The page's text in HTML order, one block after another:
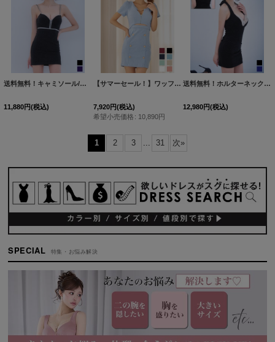
送料無料！キャミソール/ビジュー/ラメ/ジップ/ストレッチ/タイト/谷間見せ/ミニドレス/キャバドレス【XS-Mサイズ/2カラー】[OF03]【YN】dzjsCAS
11,880円(税込)
【サマーセール！】ワッフル/チェーン/ジップアップ/ボタン/谷間見せ/背中隠し/ミニドレス/キャバドレス【XS-XLサイズ/8カラー】[OF03-X] 【YN】dzw
7,920円(税込)
希望小売価格 : 10,890円
送料無料！ホルターネック/バックリボン/ビジュー/ラメ生地/ノースリーブ/ストレッチタイト/ミニドレス/キャバドレス【S-Mサイズ/2カラー】[OF03]【YN】dzwvCAS
12,980円(税込)
1 2 3 ... 31 次»
SPECIAL 特集・お悩み解決